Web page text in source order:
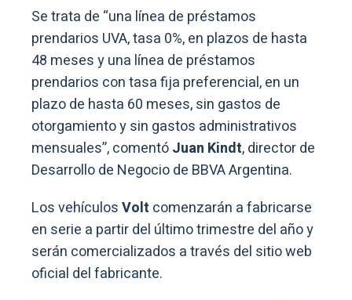
Se trata de “una línea de préstamos
prendarios UVA, tasa 0%, en plazos de hasta
48 meses y una línea de préstamos
prendarios con tasa fija preferencial, en un
plazo de hasta 60 meses, sin gastos de
otorgamiento y sin gastos administrativos
mensuales”, comentóJuan Kindt, director de
Desarrollo de Negocio de BBVA Argentina.
Los vehículosVolt comenzarán a fabricarse
en serie a partir del último trimestre del año y
serán comercializados a través del sitio web
oficial del fabricante.